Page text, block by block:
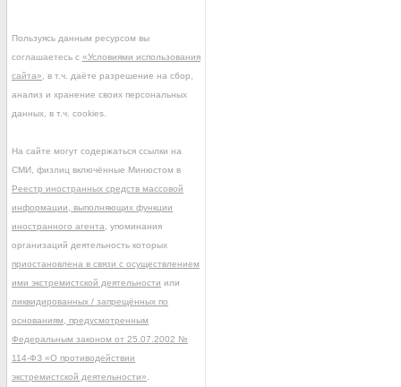
Пользуясь данным ресурсом вы
соглашаетесь с «Условиями использования
сайта» , в т.ч. даёте разрешение на сбор,
анализ и хранение своих персональных
данных, в т.ч. cookies.
На сайте могут содержаться ссылки на
СМИ, физлиц включённые Минюстом в
Реестр иностранных средств массовой
информации, выполняющих функции
иностранного агента , упоминания
организаций деятельность которых
приостановлена в связи с осуществлением
ими экстремистской деятельности или
ликвидированных / запрещённых по
основаниям, предусмотренным
Федеральным законом от 25.07.2002 №
114-ФЗ «О противодействии
экстремистской деятельности»